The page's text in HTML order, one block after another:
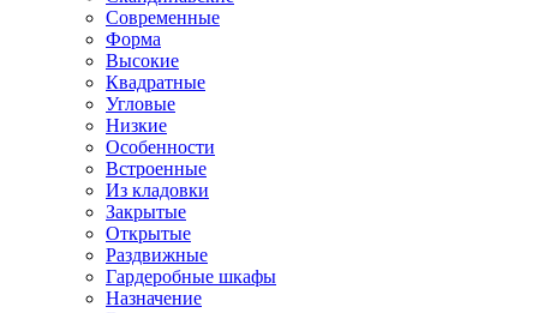
Современные
Форма
Высокие
Квадратные
Угловые
Низкие
Особенности
Встроенные
Из кладовки
Закрытые
Открытые
Раздвижные
Гардеробные шкафы
Назначение